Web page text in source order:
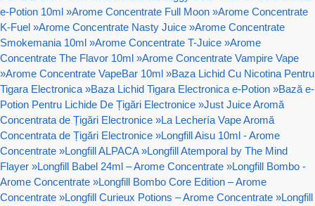
e-Potion 10ml »Arome Concentrate Full Moon »Arome Concentrate
K-Fuel »Arome Concentrate Nasty Juice »Arome Concentrate
Smokemania 10ml »Arome Concentrate T-Juice »Arome
Concentrate The Flavor 10ml »Arome Concentrate Vampire Vape
»Arome Concentrate VapeBar 10ml »Baza Lichid Cu Nicotina Pentru
Tigara Electronica »Baza Lichid Tigara Electronica e-Potion »Bază e-
Potion Pentru Lichide De Țigări Electronice »Just Juice Aromă
Concentrata de Țigări Electronice »La Lechería Vape Aromă
Concentrata de Țigări Electronice »Longfill Aisu 10ml - Arome
Concentrate »Longfill ALPACA »Longfill Atemporal by The Mind
Flayer »Longfill Babel 24ml – Arome Concentrate »Longfill Bombo -
Arome Concentrate »Longfill Bombo Core Edition – Arome
Concentrate »Longfill Curieux Potions – Arome Concentrate »Longfill